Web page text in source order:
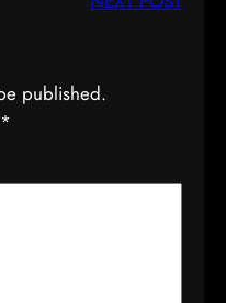
published.
*